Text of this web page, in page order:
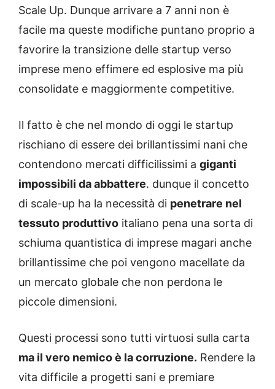
Scale Up. Dunque arrivare a 7 anni non è
facile ma queste modifiche puntano proprio a
favorire la transizione delle startup verso
imprese meno effimere ed esplosive ma più
consolidate e maggiormente competitive.
Il fatto è che nel mondo di oggi le startup
rischiano di essere dei brillantissimi nani che
contendono mercati difficilissimi a giganti
impossibili da abbattere. dunque il concetto
di scale-up ha la necessità di penetrare nel
tessuto produttivo italiano pena una sorta di
schiuma quantistica di imprese magari anche
brillantissime che poi vengono macellate da
un mercato globale che non perdona le
piccole dimensioni.
Questi processi sono tutti virtuosi sulla carta
ma il vero nemico è la corruzione. Rendere la
vita difficile a progetti sani e premiare